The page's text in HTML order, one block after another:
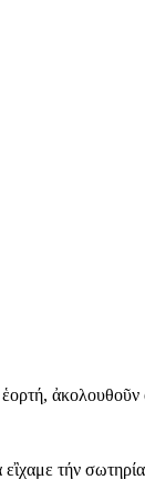
ἀκολουθοῦν
τήν